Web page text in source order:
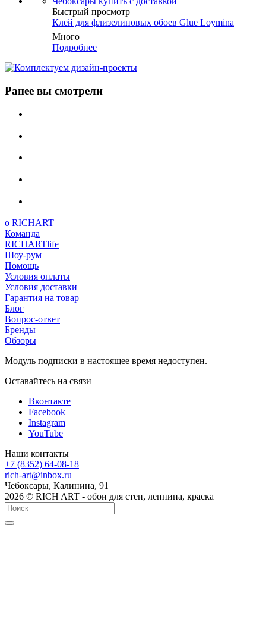
Быстрый просмотр
Клей для флизелиновых обоев Glue Loymina
Много
Подробнее
Ранее вы смотрели
о RICHART
Команда
RICHARTlife
Шоу-рум
Помощь
Условия оплаты
Условия доставки
Гарантия на товар
Блог
Вопрос-ответ
Бренды
Обзоры
Модуль подписки в настоящее время недоступен.
Оставайтесь на связи
Вконтакте
Facebook
Instagram
YouTube
Наши контакты
+7 (8352) 64-08-18
rich-art@inbox.ru
Чебоксары, Калинина, 91
2026 © RICH ART - обои для стен, лепнина, краска